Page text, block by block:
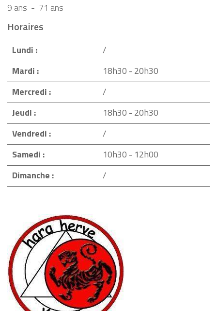
9 ans - 71 ans
Horaires
Lundi :
/
Mardi :
18h30 - 20h30
Mercredi :
/
Jeudi :
18h30 - 20h30
Vendredi :
/
Samedi :
10h30 - 12h00
Dimanche :
/